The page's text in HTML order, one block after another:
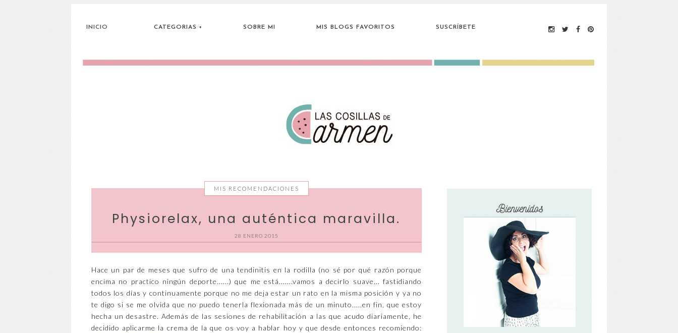
INICIO CATEGORIAS SOBRE MI MIS BLOGS FAVORITOS SUSCRÍBETE
MIS RECOMENDACIONES
Physiorelax, una auténtica maravilla.
28 ENERO 2015
Hace un par de meses que sufro de una tendinitis en la rodilla (no sé por qué razón porque
encima no practico ningún deporte......) que me está.......vamos a decirlo suave... fastidiando
todos los días y continuamente porque no me deja estar un rato en la misma posición y ya no
te digo si se me olvida que no puedo tenerla flexionada más de un minuto.....en fin, que estoy
hecha un desastre. Además de las sesiones de rehabilitación a las que acudo diariamente, he
decidido aplicarme la crema de la que os voy a hablar hoy y que desde entonces recomiendo: